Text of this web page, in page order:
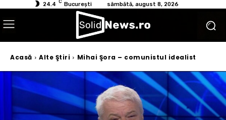
24.4 C București sâmbătă, august 8, 2026
Acasă Alte Ştiri Mihai Şora – comunistul idealist